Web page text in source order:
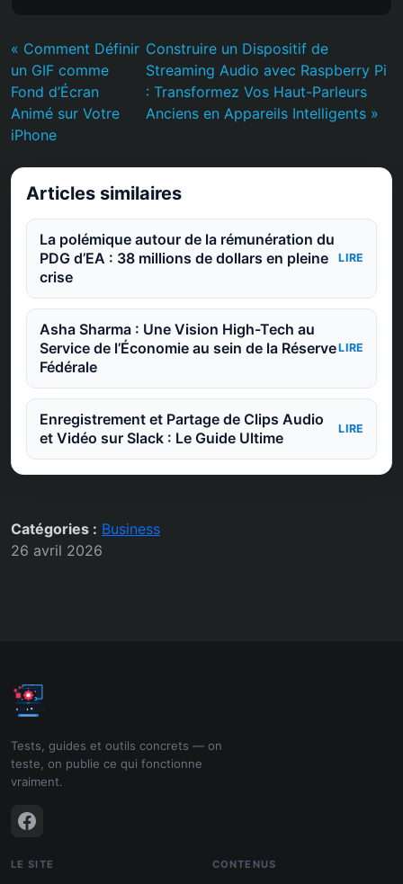
« Comment Définir
un GIF comme
Fond d’Écran
Animé sur Votre
iPhone
Construire un Dispositif de
Streaming Audio avec Raspberry Pi
: Transformez Vos Haut-Parleurs
Anciens en Appareils Intelligents »
Articles similaires
La polémique autour de la rémunération du
PDG d’EA : 38 millions de dollars en pleine
crise
LIRE
Asha Sharma : Une Vision High-Tech au
Service de l’Économie au sein de la Réserve
Fédérale
LIRE
Enregistrement et Partage de Clips Audio
et Vidéo sur Slack : Le Guide Ultime
LIRE
Catégories : Business
26 avril 2026
Tests, guides et outils concrets — on
teste, on publie ce qui fonctionne
vraiment.
LE SITE CONTENUS